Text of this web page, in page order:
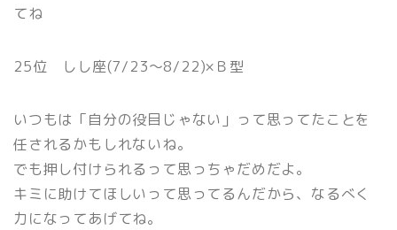
てね
25位 しし座(7/23〜8/22)×Ｂ型
いつもは「自分の役目じゃない」って思ってたことを
任されるかもしれないね。
でも押し付けられるって思っちゃだめだよ。
キミに助けてほしいって思ってるんだから、なるべく
力になってあげてね。